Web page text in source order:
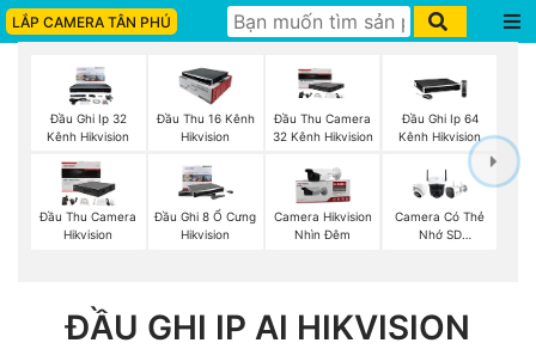
LẮP CAMERA TÂN PHÚ
Đầu Ghi Ip 32
Kênh Hikvision
Đầu Thu 16 Kênh
Hikvision
Đầu Thu Camera
32 Kênh Hikvision
Đầu Ghi Ip 64
Kênh Hikvision
Đầu Thu Camera
Hikvision
Đầu Ghi 8 Ổ Cưng
Hikvision
Camera Hikvision
Nhìn Đêm
Camera Có Thẻ
Nhớ SD
ĐẦU GHI IP AI HIKVISION